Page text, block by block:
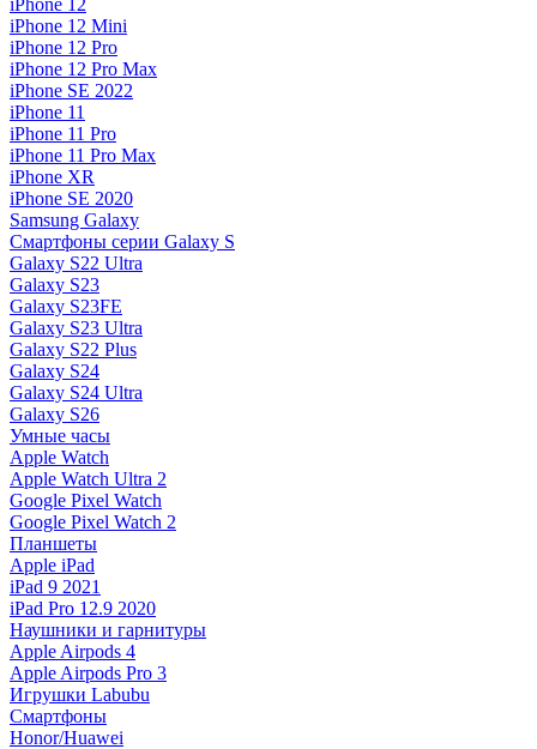
iPhone 12
iPhone 12 Mini
iPhone 12 Pro
iPhone 12 Pro Max
iPhone SE 2022
iPhone 11
iPhone 11 Pro
iPhone 11 Pro Max
iPhone XR
iPhone SE 2020
Samsung Galaxy
Смартфоны серии Galaxy S
Galaxy S22 Ultra
Galaxy S23
Galaxy S23FE
Galaxy S23 Ultra
Galaxy S22 Plus
Galaxy S24
Galaxy S24 Ultra
Galaxy S26
Умные часы
Apple Watch
Apple Watch Ultra 2
Google Pixel Watch
Google Pixel Watch 2
Планшеты
Apple iPad
iPad 9 2021
iPad Pro 12.9 2020
Наушники и гарнитуры
Apple Airpods 4
Apple Airpods Pro 3
Игрушки Labubu
Смартфоны
Honor/Huawei